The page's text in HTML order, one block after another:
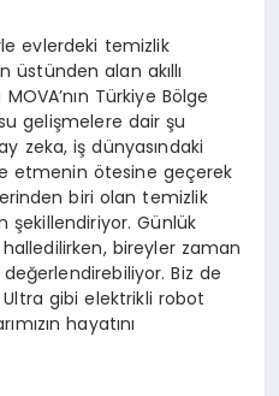
evlerdeki temizlik
üstünden alan akıllı
Türkiye Bölge
gelişmelere dair şu
zeka, iş dünyasındaki
etmenin ötesine geçerek
biri olan temizlik
şekillendiriyor. Günlük
bireyler zaman
Biz de
Ultra gibi elektrikli robot
hayatını